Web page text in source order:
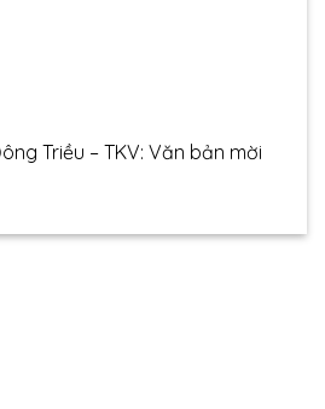
Triều – TKV: Văn bản mời